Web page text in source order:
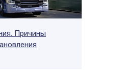
Причины